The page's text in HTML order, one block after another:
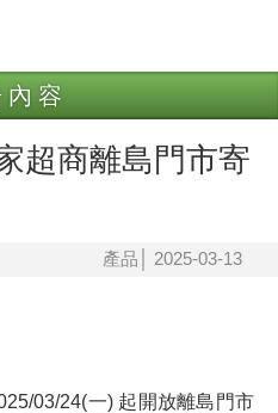
容
超商離島門市寄
產品 2025-03-13
03/24(一) 起開放離島門市